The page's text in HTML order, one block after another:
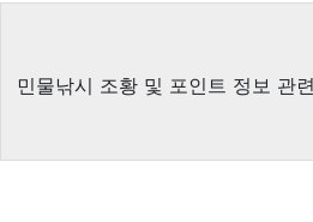
민물낚시 조황 및 포인트 정보 관